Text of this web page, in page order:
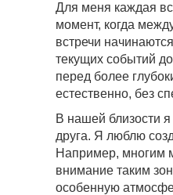
Для меня каждая
момент, когда
встречи
текущих событий
перед более
естественно, без
В нашей близости
друга. Я люблю
Например, многим
внимание таким
особенную